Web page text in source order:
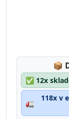
📦
✅ 12x
🚛
118x v